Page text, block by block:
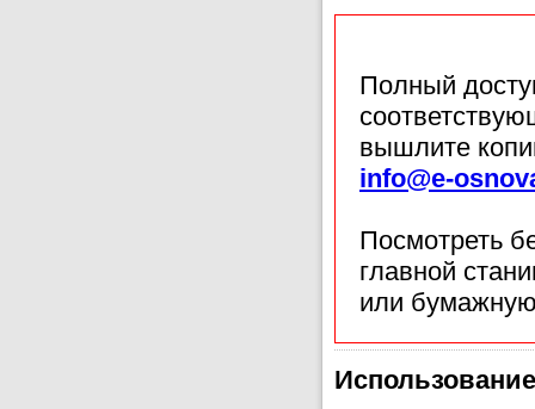
Полный
вышлите
info@e-
Посмотреть
главной
или